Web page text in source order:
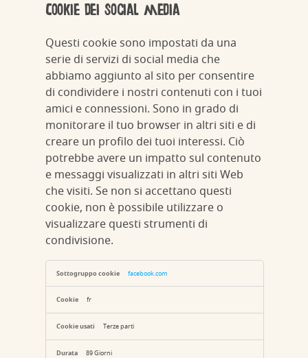
Cookie dei social media
Questi cookie sono impostati da una
serie di servizi di social media che
abbiamo aggiunto al sito per consentire
di condividere i nostri contenuti con i tuoi
amici e connessioni. Sono in grado di
monitorare il tuo browser in altri siti e di
creare un profilo dei tuoi interessi. Ciò
potrebbe avere un impatto sul contenuto
e messaggi visualizzati in altri siti Web
che visiti. Se non si accettano questi
cookie, non è possibile utilizzare o
visualizzare questi strumenti di
condivisione.
Cookie
facebook.com
fr
Terze parti
89 Giorni